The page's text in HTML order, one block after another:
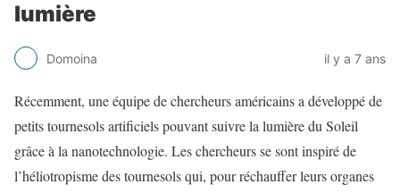
lumière
Domoina il y a 7 ans
Récemment, une équipe de chercheurs américains a développé de
petits tournesols artificiels pouvant suivre la lumière du Soleil
grâce à la nanotechnologie. Les chercheurs se sont inspiré de
l’héliotropisme des tournesols qui, pour réchauffer leurs organes